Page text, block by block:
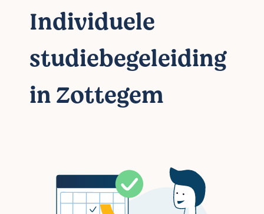
Individuele
studiebegeleiding
in Zottegem